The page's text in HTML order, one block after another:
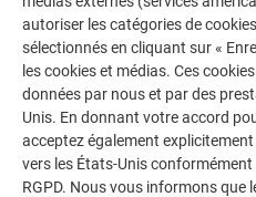
Tuile
solaire
petit
format
700 x 420 mm
posée
autoriser les catégories de
sélectionnés en cliquant sur «
les cookies et médias. Ces
données par nous et par des
Unis. En donnant votre accord
acceptez également
vers les États-Unis
RGPD. Nous vous informons que